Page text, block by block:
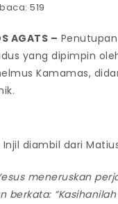
519
AGATS –
yang dipimpin
Kamamas,
diambil dari
meneruskan
berkata: